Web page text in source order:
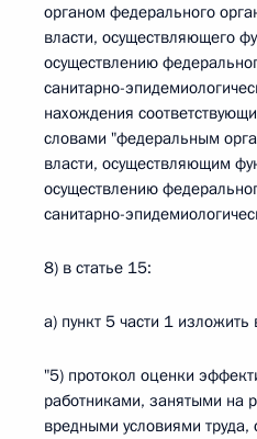
органом федерального
власти, осуществляющего
осуществлению
санитарно-
нахождения
словами "федеральным
власти, осуществляющим
осуществлению
санитарно-
8) в статье 15:
а) пункт 5 части 1
"5) протокол оценки
работниками, занятыми на
вредными условиями труда,